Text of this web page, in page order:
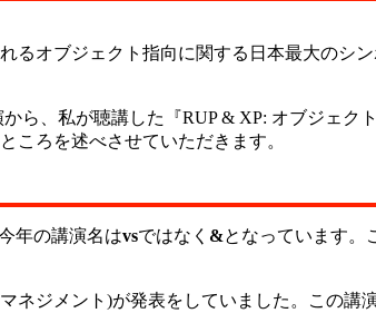
オブジェクト指向に関する日本最大のシ
、私が聴講した『RUP & XP: オブジェク
ころを述べさせていただきます。
年の講演名はvsではなく &となっています。
ジメント)が発表をしていました。この講